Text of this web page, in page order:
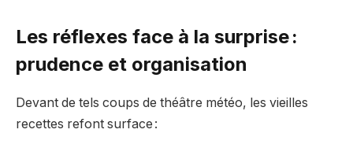
Les réflexes face à la surprise :
prudence et organisation
Devant de tels coups de théâtre météo, les vieilles
recettes refont surface :